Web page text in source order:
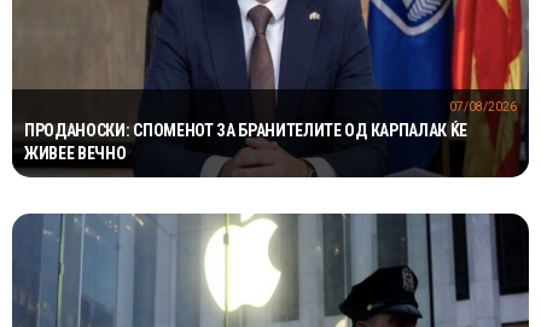
ПРОДАНОСКИ: СПОМЕНОТ ЗА БРАНИТЕЛИТЕ ОД КАРПАЛАК ЌЕ
ЖИВЕЕ ВЕЧНО
07/08/2026